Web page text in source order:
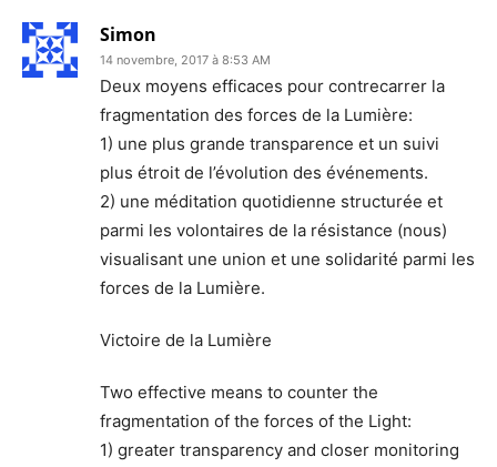
Simon
14 novembre, 2017 à 8:53 AM
Deux moyens efficaces pour contrecarrer la
fragmentation des forces de la Lumière:
1) une plus grande transparence et un suivi
plus étroit de l’évolution des événements.
2) une méditation quotidienne structurée et
parmi les volontaires de la résistance (nous)
visualisant une union et une solidarité parmi les
forces de la Lumière.
Victoire de la Lumière
Two effective means to counter the
fragmentation of the forces of the Light:
1) greater transparency and closer monitoring